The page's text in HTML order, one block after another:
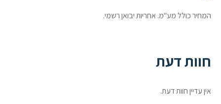
המחיר כולל מע"מ. אחריות יבואן רשמי.
חוות דעת
אין עדיין חוות דעת.